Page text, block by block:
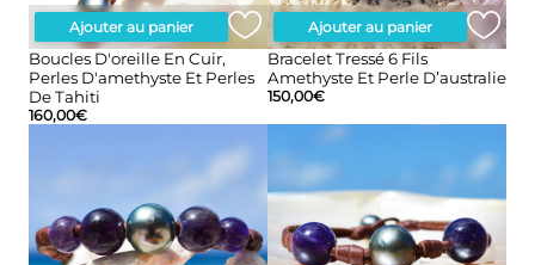
Ajouter au panier
Boucles D'oreille En Cuir,
Perles D'amethyste Et Perles
De Tahiti
160,00€
Ajouter au panier
Bracelet Tressé 6 Fils
Amethyste Et Perle D’australie
150,00€